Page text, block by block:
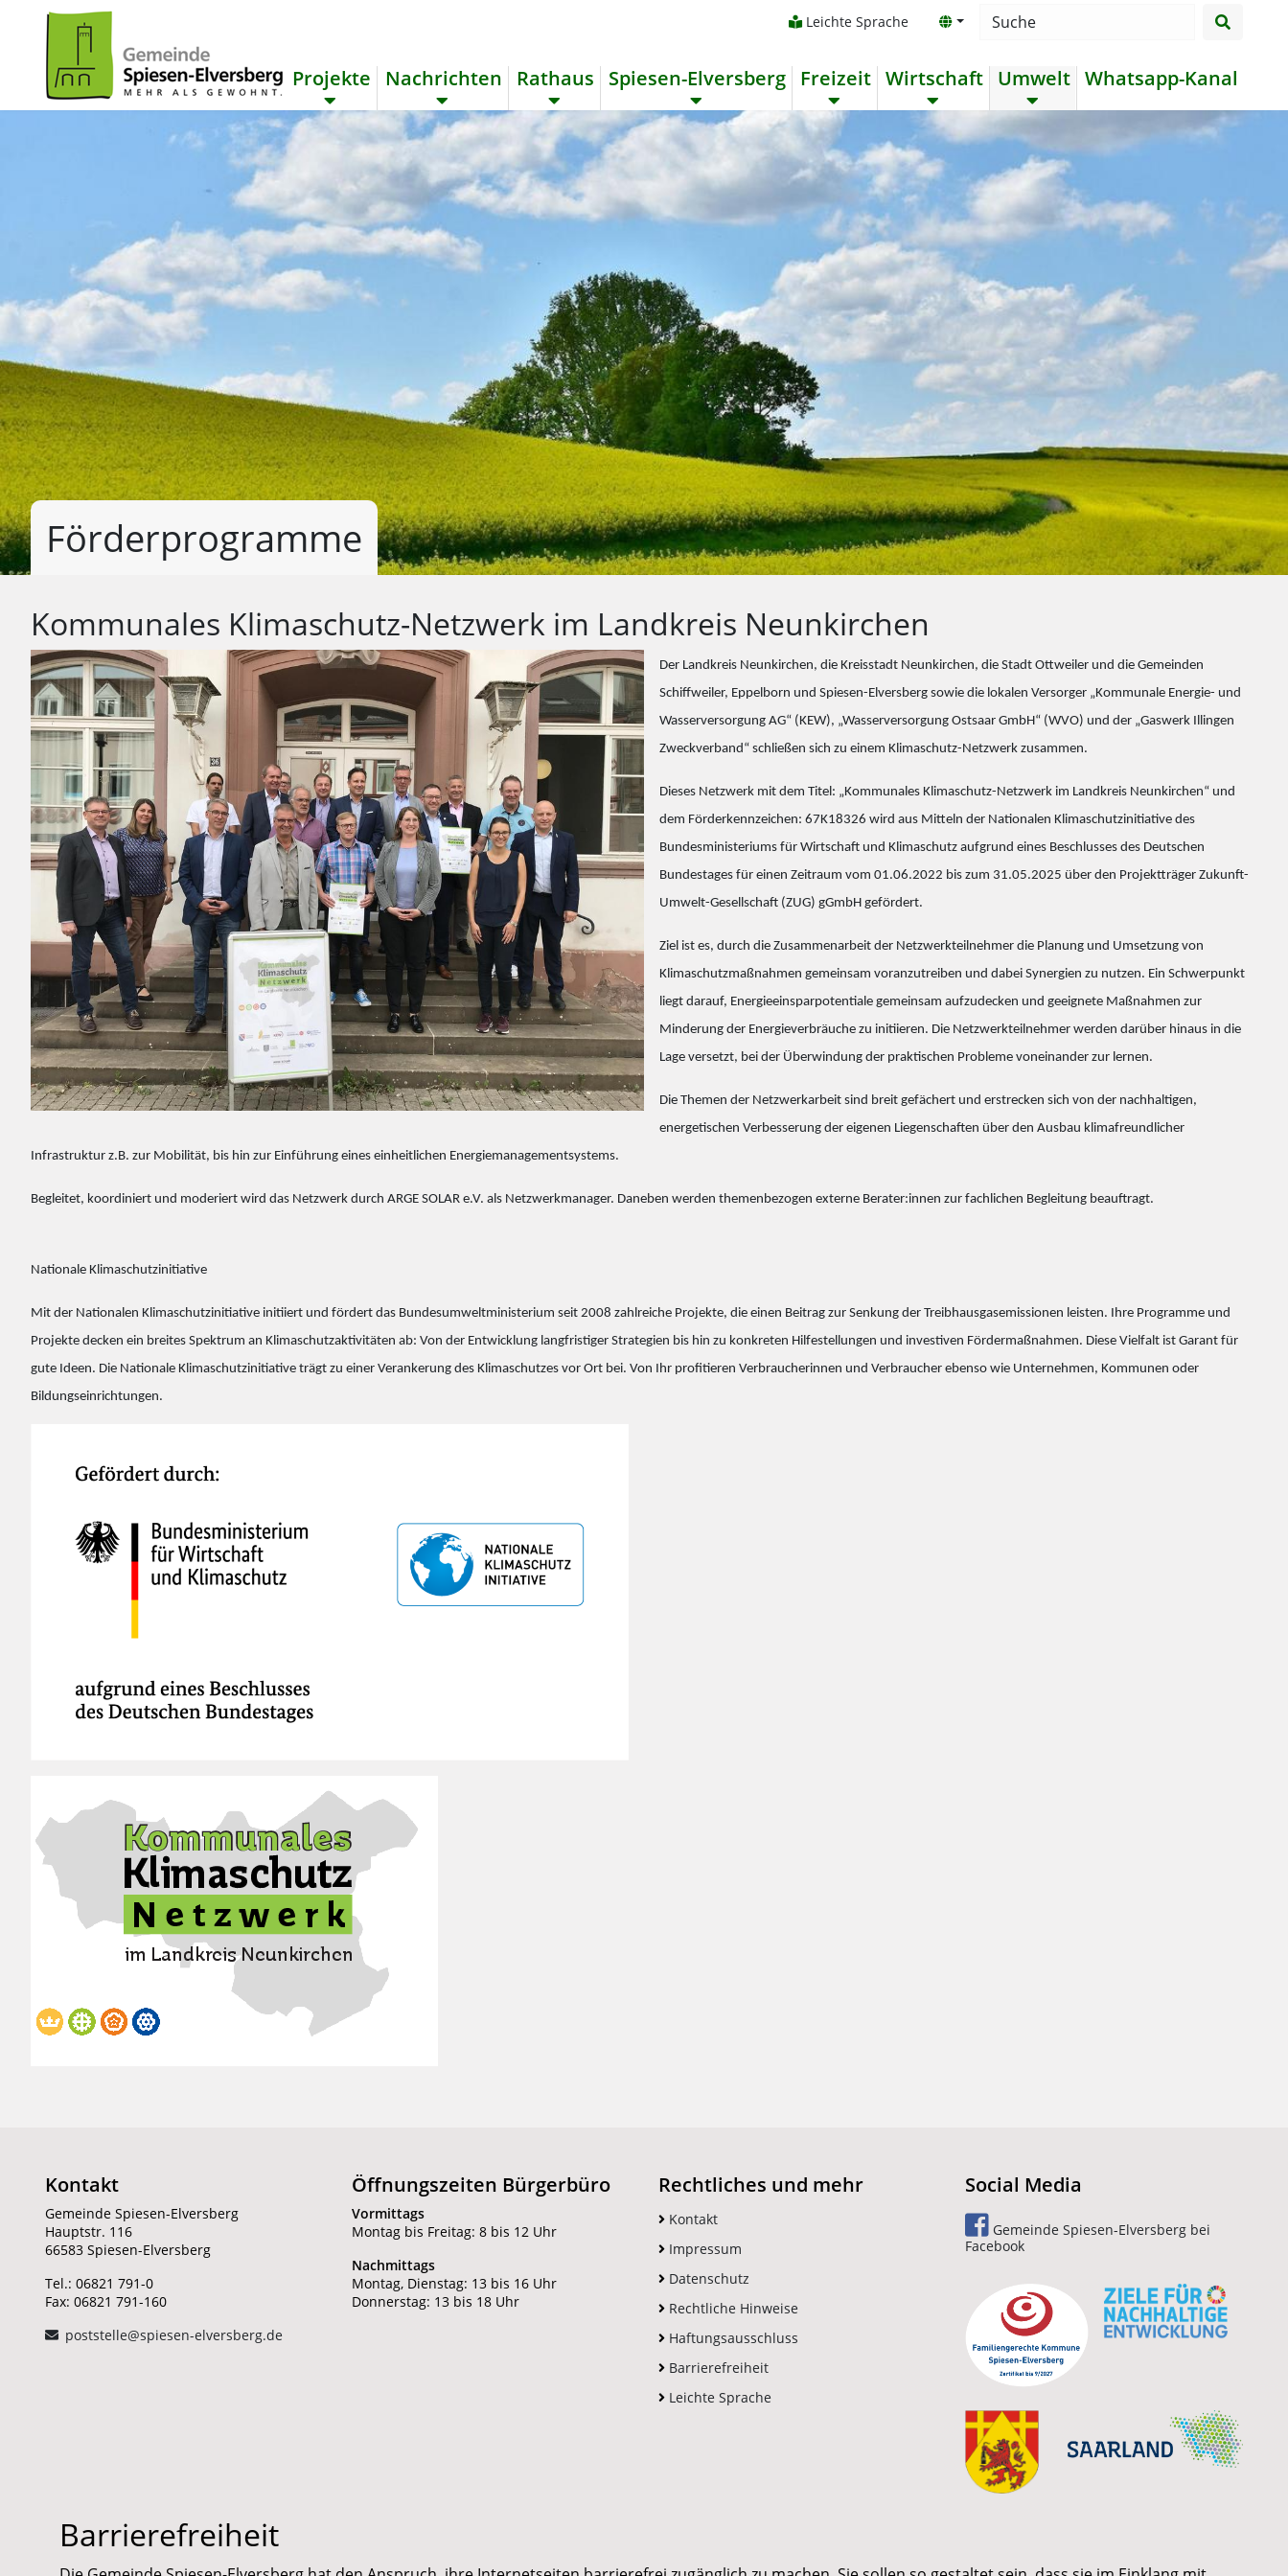
Leichte Sprache Searchbox
Projekte Nachrichten Rathaus Spiesen-Elversberg Freizeit Wirtschaft Umwelt Whatsapp-Kanal
Förderprogramme
Kommunales Klimaschutz-Netzwerk im Landkreis Neunkirchen
Der Landkreis Neunkirchen, die Kreisstadt Neunkirchen, die Stadt Ottweiler und die Gemeinden
Schiffweiler, Eppelborn und Spiesen-Elversberg sowie die lokalen Versorger „Kommunale Energie- und
Wasserversorgung AG“ (KEW), „Wasserversorgung Ostsaar GmbH“ (WVO) und der „Gaswerk Illingen
Zweckverband“ schließen sich zu einem Klimaschutz-Netzwerk zusammen.
Dieses Netzwerk mit dem Titel: „Kommunales Klimaschutz-Netzwerk im Landkreis Neunkirchen“ und
dem Förderkennzeichen: 67K18326 wird aus Mitteln der Nationalen Klimaschutzinitiative des
Bundesministeriums für Wirtschaft und Klimaschutz aufgrund eines Beschlusses des Deutschen
Bundestages für einen Zeitraum vom 01.06.2022 bis zum 31.05.2025 über den Projektträger Zukunft-
Umwelt-Gesellschaft (ZUG) gGmbH gefördert.
Ziel ist es, durch die Zusammenarbeit der Netzwerkteilnehmer die Planung und Umsetzung von
Klimaschutzmaßnahmen gemeinsam voranzutreiben und dabei Synergien zu nutzen. Ein Schwerpunkt
liegt darauf, Energieeinsparpotentiale gemeinsam aufzudecken und geeignete Maßnahmen zur
Minderung der Energieverbräuche zu initiieren. Die Netzwerkteilnehmer werden darüber hinaus in die
Lage versetzt, bei der Überwindung der praktischen Probleme voneinander zur lernen.
Die Themen der Netzwerkarbeit sind breit gefächert und erstrecken sich von der nachhaltigen,
energetischen Verbesserung der eigenen Liegenschaften über den Ausbau klimafreundlicher
Infrastruktur z.B. zur Mobilität, bis hin zur Einführung eines einheitlichen Energiemanagementsystems.
Begleitet, koordiniert und moderiert wird das Netzwerk durch ARGE SOLAR e.V. als Netzwerkmanager. Daneben werden themenbezogen externe Berater:innen zur fachlichen Begleitung beauftragt.
Nationale Klimaschutzinitiative
Mit der Nationalen Klimaschutzinitiative initiiert und fördert das Bundesumweltministerium seit 2008 zahlreiche Projekte, die einen Beitrag zur Senkung der Treibhausgasemissionen leisten. Ihre Programme und
Projekte decken ein breites Spektrum an Klimaschutzaktivitäten ab: Von der Entwicklung langfristiger Strategien bis hin zu konkreten Hilfestellungen und investiven Fördermaßnahmen. Diese Vielfalt ist Garant für
gute Ideen. Die Nationale Klimaschutzinitiative trägt zu einer Verankerung des Klimaschutzes vor Ort bei. Von Ihr profitieren Verbraucherinnen und Verbraucher ebenso wie Unternehmen, Kommunen oder
Bildungseinrichtungen.
Kontakt
Gemeinde Spiesen-Elversberg
Hauptstr. 116
66583 Spiesen-Elversberg
Tel.: 06821 791-0
Fax: 06821 791-160
poststelle@spiesen-elversberg.de
Öffnungszeiten Bürgerbüro
Vormittags
Montag bis Freitag: 8 bis 12 Uhr
Nachmittags
Montag, Dienstag: 13 bis 16 Uhr
Donnerstag: 13 bis 18 Uhr
Rechtliches und mehr
Kontakt
Impressum
Datenschutz
Rechtliche Hinweise
Haftungsausschluss
Barrierefreiheit
Leichte Sprache
Social Media
Gemeinde Spiesen-Elversberg bei
Facebook
Barrierefreiheit